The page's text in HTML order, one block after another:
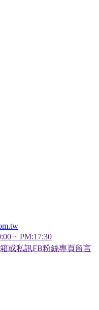
~ PM:17:30
或私訊FB粉絲專頁留言